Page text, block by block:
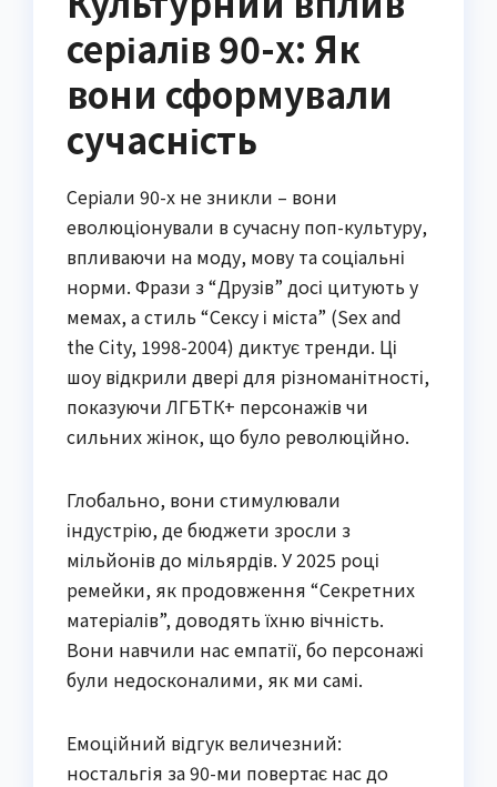
серіалів 90-х: Як
вони сформували
сучасність
Серіали 90-х не зникли – вони
еволюціонували в сучасну поп-культуру,
впливаючи на моду, мову та соціальні
норми. Фрази з “Друзів” досі цитують у
мемах, а стиль “Сексу і міста” (Sex and
the City, 1998-2004) диктує тренди. Ці
шоу відкрили двері для різноманітності,
показуючи ЛГБТК+ персонажів чи
сильних жінок, що було революційно.
Глобально, вони стимулювали
індустрію, де бюджети зросли з
мільйонів до мільярдів. У 2025 році
ремейки, як продовження “Секретних
матеріалів”, доводять їхню вічність.
Вони навчили нас емпатії, бо персонажі
були недосконалими, як ми самі.
Емоційний відгук величезний:
ностальгія за 90-ми повертає нас до